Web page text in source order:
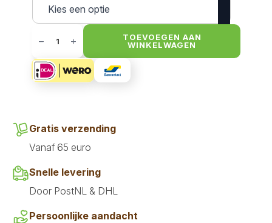
Adult
&
Lam
met
TOEVOEGEN AAN
WINKELWAGEN
Gratis verzending
Vanaf 65 euro
Snelle levering
Door PostNL & DHL
Persoonlijke aandacht